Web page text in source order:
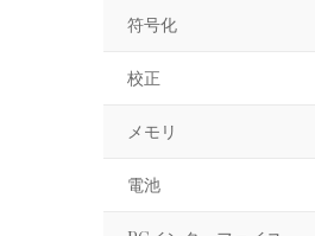
符号化
校正
メモリ
電池